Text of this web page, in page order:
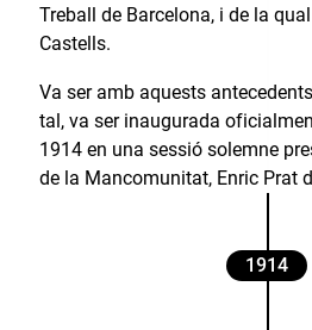
Treball de Barcelona, i de la
Castells.
Va ser amb aquests
tal, va ser inaugurada
1914 en una sessió solemne
de la Mancomunitat, Enric Prat
1914